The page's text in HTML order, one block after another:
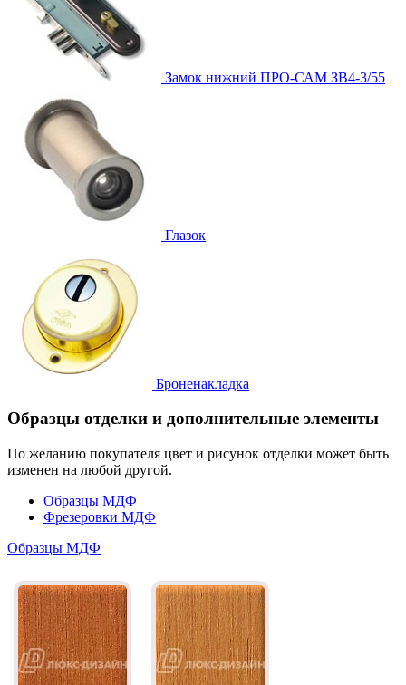
Замок нижний ПРО-САМ ЗВ4-3/55
Глазок
Броненакладка
Образцы отделки и дополнительные элементы
По желанию покупателя цвет и рисунок отделки может быть
изменен на любой другой.
Образцы МДФ
Фрезеровки МДФ
Образцы МДФ